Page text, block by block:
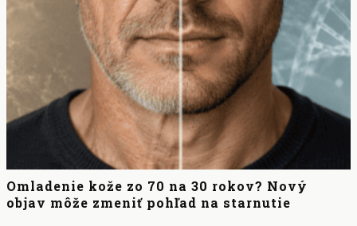
Omladenie kože zo 70 na 30 rokov? Nový
objav môže zmeniť pohľad na starnutie